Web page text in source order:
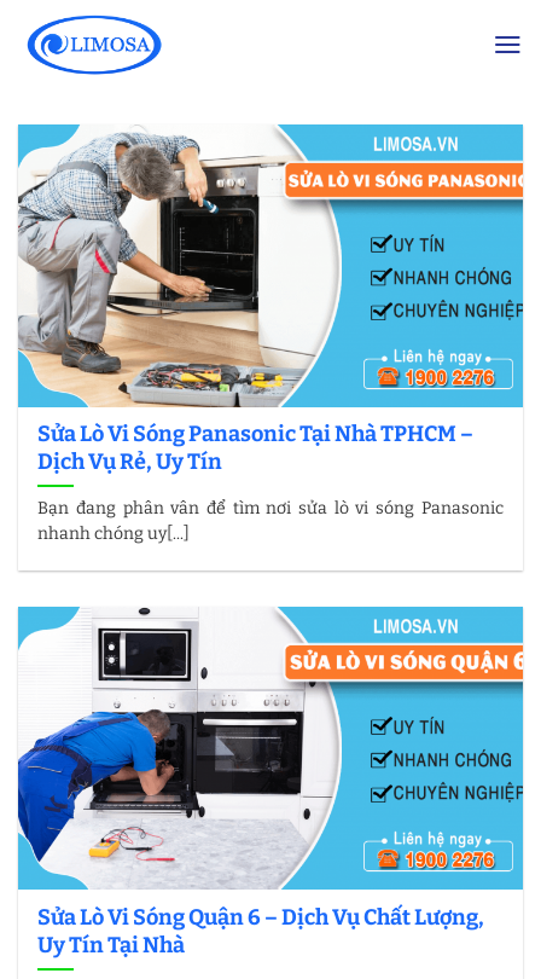
content
Sửa Lò Vi Sóng Panasonic Tại Nhà TPHCM –
Dịch Vụ Rẻ, Uy Tín
Bạn đang phân vân để tìm nơi sửa lò vi sóng Panasonic
nhanh chóng uy[...]
Sửa Lò Vi Sóng Quận 6 – Dịch Vụ Chất Lượng,
Uy Tín Tại Nhà